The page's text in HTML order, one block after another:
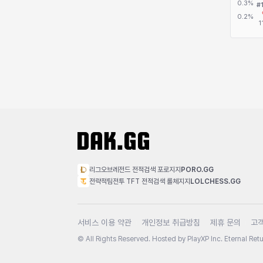
리그오브레전드 전적검색 포로지지PORO.GG
전략적팀전투 TFT 전적검색 롤체지지LOLCHESS.GG
서비스 이용 약관 개인정보 취급방침 제휴 문의 고
© All Rights Reserved. Hosted by PlayXP Inc. Eternal